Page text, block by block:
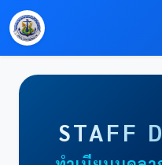
STAFF